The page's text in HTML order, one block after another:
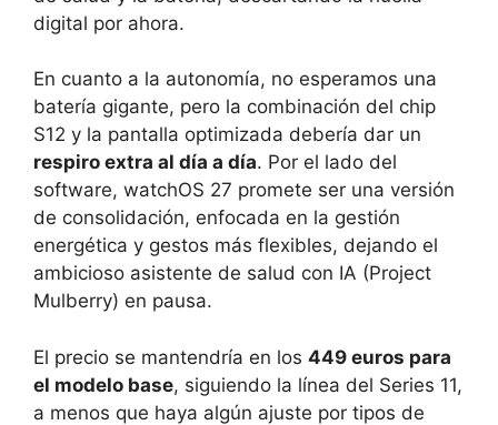
digital por ahora.
En cuanto a la autonomía, no esperamos una
batería gigante, pero la combinación del chip
S12 y la pantalla optimizada debería dar un
respiro extra al día a día. Por el lado del
software, watchOS 27 promete ser una versión
de consolidación, enfocada en la gestión
energética y gestos más flexibles, dejando el
ambicioso asistente de salud con IA (Project
Mulberry) en pausa.
El precio se mantendría en los 449 euros para
el modelo base, siguiendo la línea del Series 11,
a menos que haya algún ajuste por tipos de